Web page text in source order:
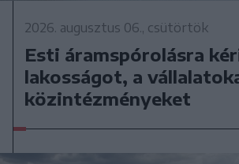
2026. augusztus 06., csütörtök
Esti áramspórolásra
lakosságot, a
közintézményeket